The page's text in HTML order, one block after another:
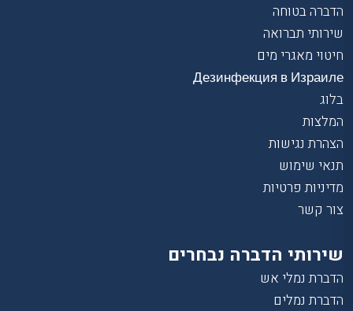
הדברה בטוחה
שירותי תברואה
חיטוי מאגרי מים
Дезинфекция в Израиле
בלוג
המלצות
הצהרת נגישות
תנאי שימוש
מדיניות פרטיות
צור קשר
שירותי הדברה נבחרים
הדברת נמלי אש
הדברת נמלים